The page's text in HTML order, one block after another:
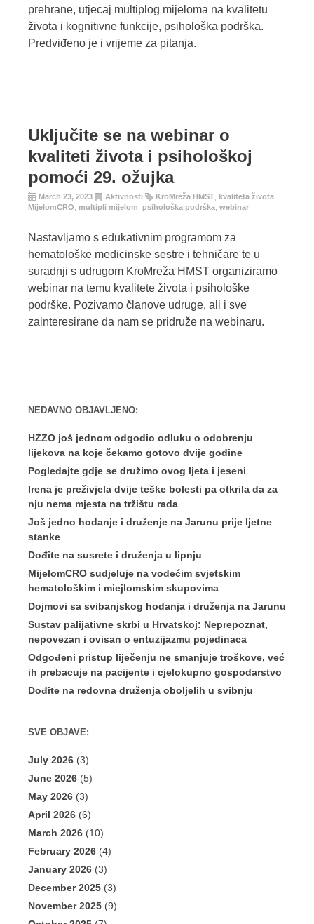
prehrane, utjecaj multiplog mijeloma na kvalitetu
života i kognitivne funkcije, psihološka podrška.
Predviđeno je i vrijeme za pitanja.
Uključite se na webinar o
kvaliteti života i psihološkoj
pomoći 29. ožujka
March 23, 2023 Aktivnosti KroMreža HMST kvaliteta života
MijelomCRO
multipli mijelom psihološka podrška webinar
Nastavljamo s edukativnim programom za
hematološke medicinske sestre i tehničare te u
suradnji s udrugom KroMreža HMST organiziramo
webinar na temu kvalitete života i psihološke
podrške. Pozivamo članove udruge, ali i sve
zainteresirane da nam se pridruže na webinaru.
NEDAVNO OBJAVLJENO:
HZZO još jednom odgodio odluku o odobrenju
lijekova na koje čekamo gotovo dvije godine
Pogledajte gdje se družimo ovog ljeta i jeseni
Irena je preživjela dvije teške bolesti pa otkrila da za
nju nema mjesta na tržištu rada
Još jedno hodanje i druženje na Jarunu prije ljetne
stanke
Dođite na susrete i druženja u lipnju
MijelomCRO sudjeluje na vodećim svjetskim
hematološkim i miejlomskim skupovima
Dojmovi sa svibanjskog hodanja i druženja na Jarunu
Sustav palijativne skrbi u Hrvatskoj: Neprepoznat,
nepovezan i ovisan o entuzijazmu pojedinaca
Odgođeni pristup liječenju ne smanjuje troškove, već
ih prebacuje na pacijente i cjelokupno gospodarstvo
Dođite na redovna druženja oboljelih u svibnju
SVE OBJAVE:
July 2026 (3)
June 2026 (5)
May 2026 (3)
April 2026 (6)
March 2026 (10)
February 2026 (4)
January 2026 (3)
December 2025 (3)
November 2025 (9)